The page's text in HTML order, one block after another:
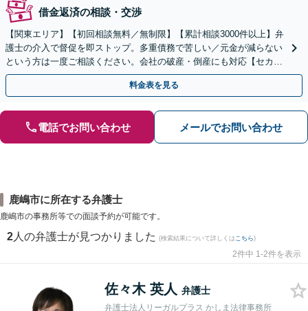
借金返済の相談・交渉
【関東エリア】【初回相談無料／無制限】【累計相談3000件以上】弁
護士の介入で督促を即ストップ。多重債務で苦しい／元金が減らない
という方は一度ご相談ください。会社の破産・倒産にも対応【セカン
ドオピニオン可】【分割払い・後払い可】
料金表を見る
電話でお問い合わせ メールでお問い合わせ
鹿嶋市に所在する弁護士
鹿嶋市の事務所等での面談予約が可能です。
2 人の弁護士が見つかりました (検索結果について詳しくは こちら)
2件中 1-2件を表示
佐々木 英人 弁護士
弁護士法人リーガルプラス かしま法律事務所